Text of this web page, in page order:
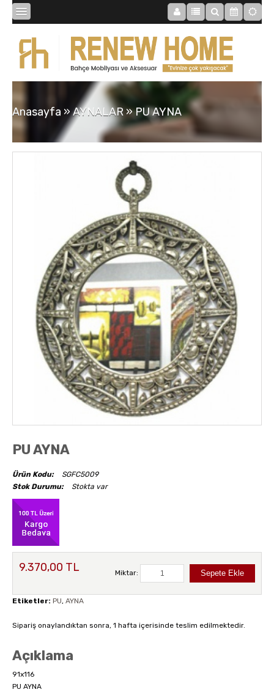
BİBLOLAR
SAATLER
AYNALAR
AKSESUARLAR
OBJELER
ABAJUR
Anasayfa »AYNALAR»PU AYNA
PU AYNA
Ürün Kodu:
SGFC5009
Stok Durumu:
Stokta var
9.370,00 TL Miktar:
Etiketler: PU, AYNA
Sipariş onaylandıktan sonra, 1 hafta içerisinde teslim edilmektedir.
Açıklama
91x116
PU AYNA